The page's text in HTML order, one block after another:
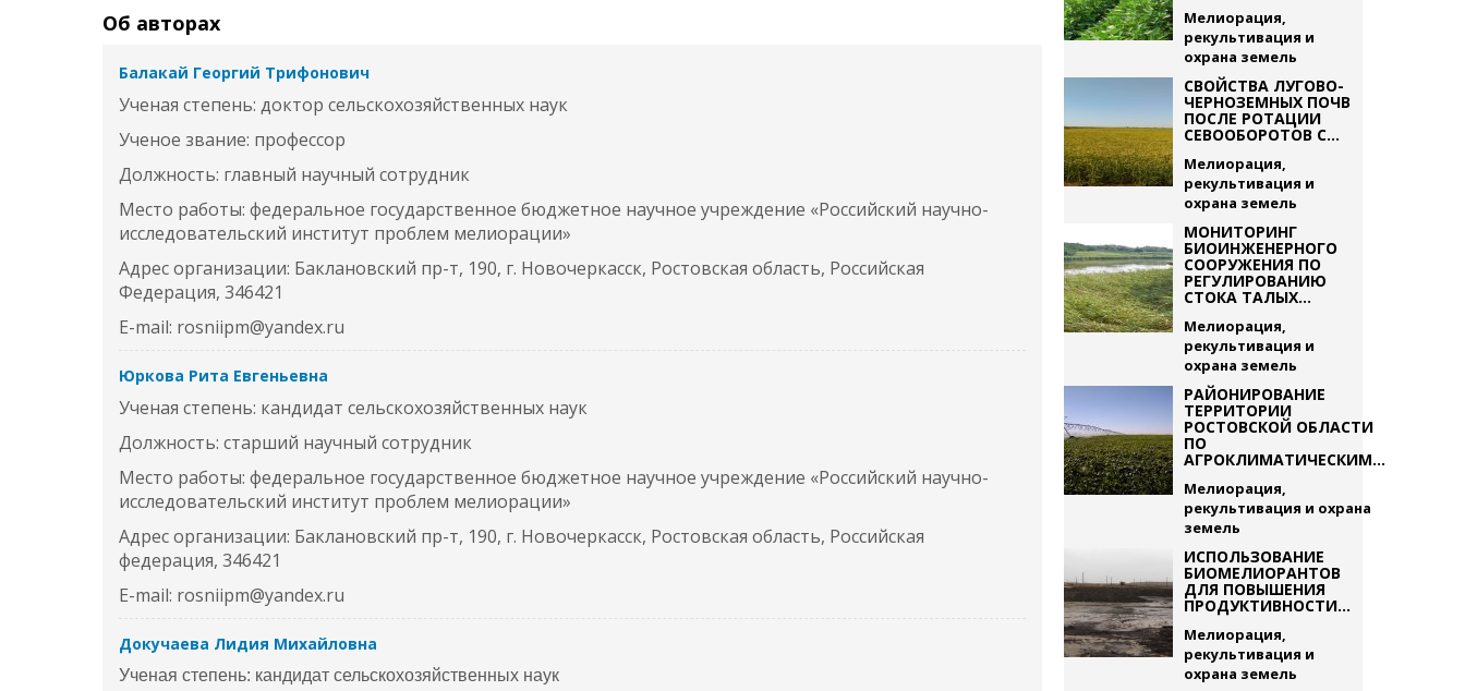
Об авторах
Балакай Георгий Трифонович
Ученая степень: доктор сельскохозяйственных наук
Ученое звание: профессор
Должность: главный научный сотрудник
Место работы: федеральное государственное бюджетное научное учреждение «Российский научно-
исследовательский институт проблем мелиорации»
Адрес организации: Баклановский пр-т, 190, г. Новочеркасск, Ростовская область, Российская
Федерация, 346421
E-mail: rosniipm@yandex.ru
Юркова Рита Евгеньевна
Ученая степень: кандидат сельскохозяйственных наук
Должность: старший научный сотрудник
Место работы: федеральное государственное бюджетное научное учреждение «Российский научно-
исследовательский институт проблем мелиорации»
Адрес организации: Баклановский пр-т, 190, г. Новочеркасск, Ростовская область, Российская
федерация, 346421
E-mail: rosniipm@yandex.ru
Докучаева Лидия Михайловна
Ученая степень: кандидат сельскохозяйственных наук
Мелиорация,
рекультивация и
охрана земель
СВОЙСТВА ЛУГОВО-
ЧЕРНОЗЕМНЫХ ПОЧВ
ПОСЛЕ РОТАЦИИ
СЕВООБОРОТОВ С...
Мелиорация,
рекультивация и
охрана земель
МОНИТОРИНГ
БИОИНЖЕНЕРНОГО
СООРУЖЕНИЯ ПО
РЕГУЛИРОВАНИЮ
СТОКА ТАЛЫХ...
Мелиорация,
рекультивация и
охрана земель
РАЙОНИРОВАНИЕ
ТЕРРИТОРИИ
РОСТОВСКОЙ ОБЛАСТИ
ПО
АГРОКЛИМАТИЧЕСКИМ...
Мелиорация,
рекультивация и охрана
земель
ИСПОЛЬЗОВАНИЕ
БИОМЕЛИОРАНТОВ
ДЛЯ ПОВЫШЕНИЯ
ПРОДУКТИВНОСТИ...
Мелиорация,
рекультивация и
охрана земель